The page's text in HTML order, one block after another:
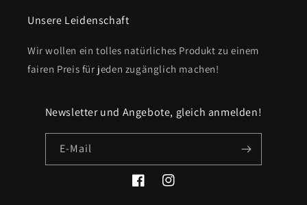
Unsere Leidenschaft
Wir wollen ein tolles natürliches Produkt zu einem
fairen Preis für jeden zugänglich machen!
Newsletter und Angebote, gleich anmelden!
E-Mail
FacebookInstagram